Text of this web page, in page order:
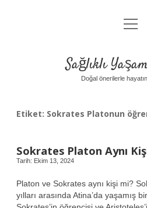
Anasayfa
Yasal Uyarı
aç
Sağlıklı
Doğal önerilerle
Etiket: Sokrates Platonun
Sokrates Platon Aynı
Tarih: Ekim 13, 2024
Platon ve Sokrates aynı kişi mi?
yılları arasında Atina’da yaşamış